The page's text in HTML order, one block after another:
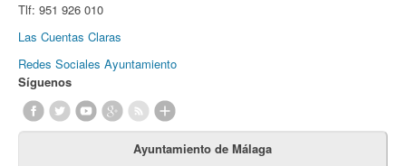
Tlf: 951 926 010
Las Cuentas Claras
Redes Sociales Ayuntamiento
Síguenos
Ayuntamiento de Málaga